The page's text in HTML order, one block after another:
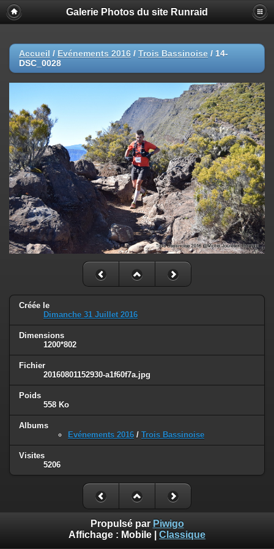
Galerie Photos du site Runraid
Accueil / Evénements 2016 / Trois Bassinoise / 14-
DSC_0028
Créée le
Dimanche 31 Juillet 2016
Dimensions
1200*802
Fichier
20160801152930-a1f60f7a.jpg
Poids
558 Ko
Albums
Evénements 2016 / Trois Bassinoise
Visites
5206
Propulsé par Piwigo
Affichage : Mobile Classique